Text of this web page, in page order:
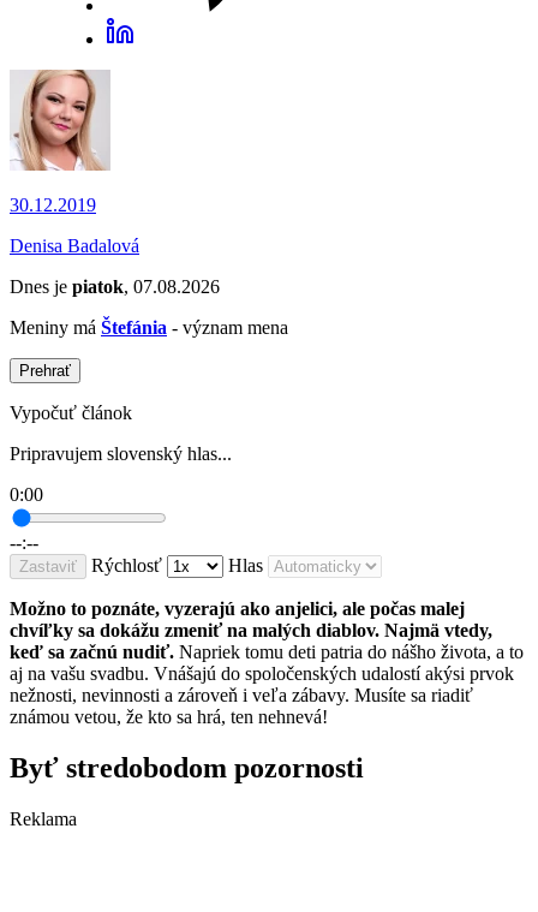
30.12.2019
Denisa Badalová
Dnes je piatok, 07.08.2026
Meniny má Štefánia - význam mena
Prehrať
Vypočuť článok
Pripravujem slovenský hlas...
0:00
--:--
Zastaviť Rýchlosť Hlas
Možno to poznáte, vyzerajú ako anjelici, ale počas malej
chvíľky sa dokážu zmeniť na malých diablov. Najmä vtedy,
keď sa začnú nudiť. Napriek tomu deti patria do nášho života, a to
aj na vašu svadbu. Vnášajú do spoločenských udalostí akýsi prvok
nežnosti, nevinnosti a zároveň i veľa zábavy. Musíte sa riadiť
známou vetou, že kto sa hrá, ten nehnevá!
Byť stredobodom pozornosti
Reklama